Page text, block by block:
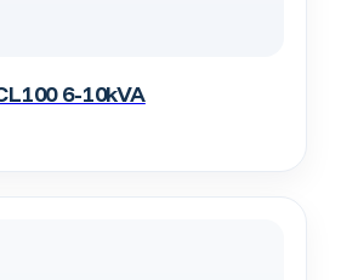
6-10kVA